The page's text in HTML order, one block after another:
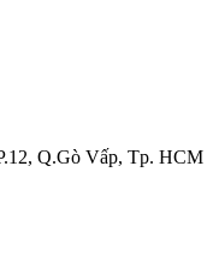
Q.Gò Vấp, Tp. HCM